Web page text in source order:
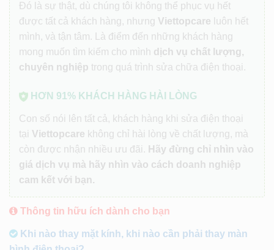
Đó là sự thật, dù chúng tôi không thể phục vụ hết
được tất cả khách hàng, nhưng Viettopcare luôn hết
mình, và tận tâm. Là điểm đến những khách hàng
mong muốn tìm kiếm cho mình dịch vụ chất lượng,
chuyên nghiệp trong quá trình sửa chữa điện thoại.
HƠN 91% KHÁCH HÀNG HÀI LÒNG
Con số nói lên tất cả, khách hàng khi sửa điện thoại
tại Viettopcare không chỉ hài lòng về chất lượng, mà
còn được nhận nhiều ưu đãi. Hãy đừng chỉ nhìn vào
giá dịch vụ mà hãy nhìn vào cách doanh nghiệp
cam kết với bạn.
Thông tin hữu ích dành cho bạn
Khi nào thay mặt kính, khi nào cần phải thay màn